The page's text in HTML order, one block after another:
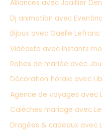
Alliances avec Joaillier
Dj animation avec Eventina
Bijoux avec Gaëlle Lefranc
Vidéaste avec Instants
Robes de mariée avec
Décoration florale avec
Agence de voyages avec
Calèches mariage avec
Dragées & cadeaux avec